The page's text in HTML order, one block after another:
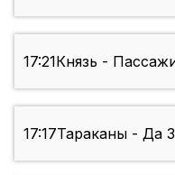
17:21Князь -
17:17Тараканы - Да